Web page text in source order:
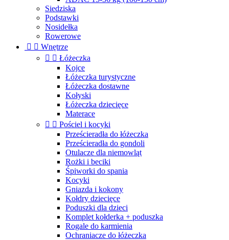
Siedziska
Podstawki
Nosidełka
Rowerowe
  Wnętrze
  Łóżeczka
Kojce
Łóżeczka turystyczne
Łóżeczka dostawne
Kołyski
Łóżeczka dziecięce
Materace
  Pościel i kocyki
Prześcieradła do łóżeczka
Prześcieradła do gondoli
Otulacze dla niemowląt
Rożki i beciki
Śpiworki do spania
Kocyki
Gniazda i kokony
Kołdry dziecięce
Poduszki dla dzieci
Komplet kołderka + poduszka
Rogale do karmienia
Ochraniacze do łóżeczka